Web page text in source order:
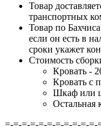
Товар
транспортных
Товар по
если он есть в
сроки укажет
Стоимость
Кровать -
Кровать с
Шкаф или
Остальная
=-=-=-=-=-=-=-=-=-=-=-